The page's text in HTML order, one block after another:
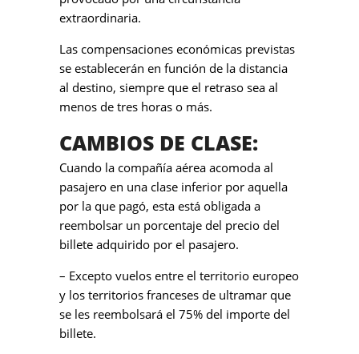
extraordinaria.
Las compensaciones económicas previstas
se establecerán en función de la distancia
al destino, siempre que el retraso sea al
menos de tres horas o más.
CAMBIOS DE CLASE:
Cuando la compañía aérea acomoda al
pasajero en una clase inferior por aquella
por la que pagó, esta está obligada a
reembolsar un porcentaje del precio del
billete adquirido por el pasajero.
– Excepto vuelos entre el territorio europeo
y los territorios franceses de ultramar que
se les reembolsará el 75% del importe del
billete.